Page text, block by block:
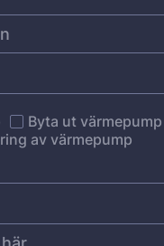
Byta ut värmepump
av värmepump